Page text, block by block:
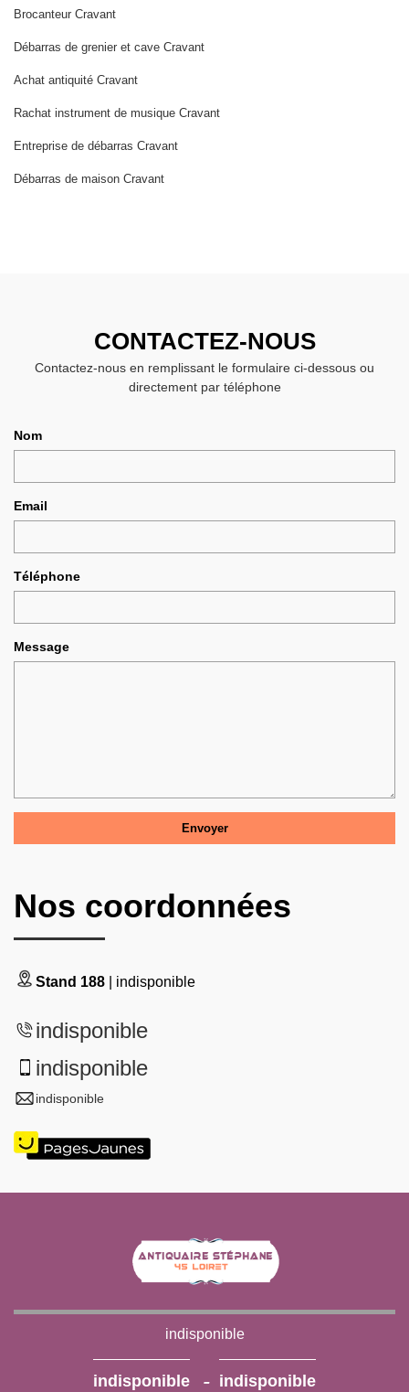
Brocanteur Cravant
Débarras de grenier et cave Cravant
Achat antiquité Cravant
Rachat instrument de musique Cravant
Entreprise de débarras Cravant
Débarras de maison Cravant
CONTACTEZ-NOUS
Contactez-nous en remplissant le formulaire ci-dessous ou
directement par téléphone
Nom
Email
Téléphone
Message
Nos coordonnées
Stand 188 | indisponible
indisponible
indisponible
indisponible
indisponible
indisponible - indisponible